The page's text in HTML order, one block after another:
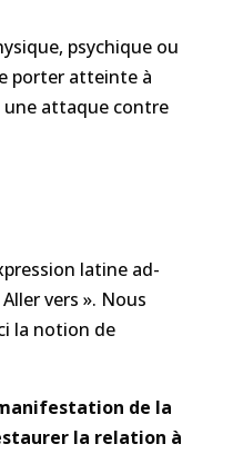
psychique ou
porter atteinte à
une attaque contre
latine ad-
vers ». Nous
la notion de
de la
la relation à